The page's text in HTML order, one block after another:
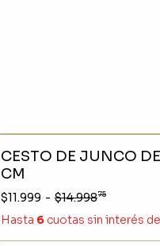
SIN STOCK
CESTO DE JUNCO
CM
$11.999 - $14.99875
Hasta 6 cuotas sin interés de